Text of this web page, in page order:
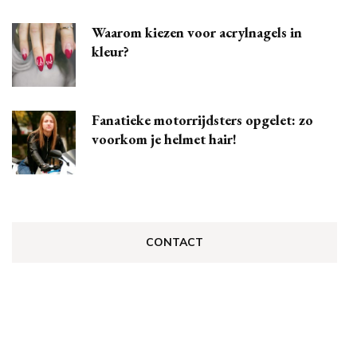
Waarom kiezen voor acrylnagels in
kleur?
Fanatieke motorrijdsters opgelet: zo
voorkom je helmet hair!
CONTACT